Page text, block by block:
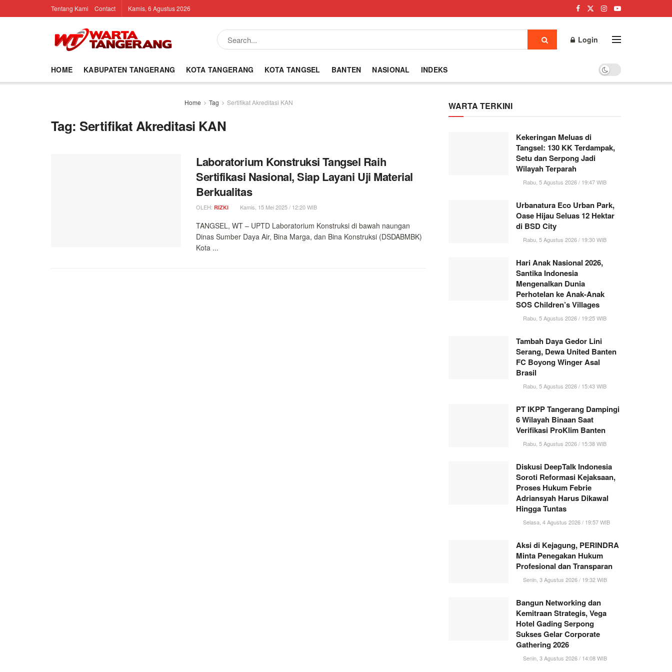
Tentang Kami Contact Kamis, 6 Agustus 2026
Login
HOME KABUPATEN TANGERANG KOTA TANGERANG KOTA TANGSEL BANTEN NASIONAL INDEKS
Home Tag Sertifikat Akreditasi KAN
Tag: Sertifikat Akreditasi KAN
Laboratorium Konstruksi Tangsel Raih
Sertifikasi Nasional, Siap Layani Uji Material
Berkualitas
OLEH: RIZKI Kamis, 15 Mei 2025 / 12:20 WIB
TANGSEL, WT – UPTD Laboratorium Konstruksi di bawah naungan
Dinas Sumber Daya Air, Bina Marga, dan Bina Konstruksi (DSDABMBK)
Kota ...
WARTA TERKINI
Kekeringan Meluas di
Tangsel: 130 KK Terdampak,
Setu dan Serpong Jadi
Wilayah Terparah
Rabu, 5 Agustus 2026 / 19:47 WIB
Urbanatura Eco Urban Park,
Oase Hijau Seluas 12 Hektar
di BSD City
Rabu, 5 Agustus 2026 / 19:30 WIB
Hari Anak Nasional 2026,
Santika Indonesia
Mengenalkan Dunia
Perhotelan ke Anak-Anak
SOS Children’s Villages
Rabu, 5 Agustus 2026 / 19:25 WIB
Tambah Daya Gedor Lini
Serang, Dewa United Banten
FC Boyong Winger Asal
Brasil
Rabu, 5 Agustus 2026 / 15:43 WIB
PT IKPP Tangerang Dampingi
6 Wilayah Binaan Saat
Verifikasi ProKlim Banten
Rabu, 5 Agustus 2026 / 15:38 WIB
Diskusi DeepTalk Indonesia
Soroti Reformasi Kejaksaan,
Proses Hukum Febrie
Adriansyah Harus Dikawal
Hingga Tuntas
Selasa, 4 Agustus 2026 / 19:57 WIB
Aksi di Kejagung, PERINDRA
Minta Penegakan Hukum
Profesional dan Transparan
Senin, 3 Agustus 2026 / 19:32 WIB
Bangun Networking dan
Kemitraan Strategis, Vega
Hotel Gading Serpong
Sukses Gelar Corporate
Gathering 2026
Senin, 3 Agustus 2026 / 14:08 WIB